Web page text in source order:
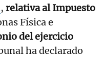
, relativa al Impuesto
Física e
del ejercicio
ha declarado